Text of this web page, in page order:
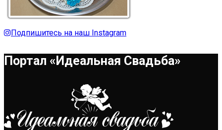
Подпишитесь на наш Instagram
Портал «Идеальная Свадьба»